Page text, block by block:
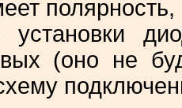
(оно не